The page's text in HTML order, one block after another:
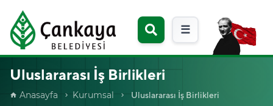
☰
Uluslararası İş Birlikleri
home Anasayfa chevron_right Kurumsal chevron_right Uluslararası İş Birlikleri